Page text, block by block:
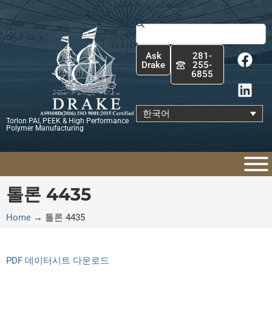
콘
텐
츠
Torlon PAI, PEEK & High Performance
Polymer Manufacturing
Search
Ask
Drake
281-
255-
6855
F
a
c
e
b
o
k
L
i
n
k
e
d
n
한국어
톨론 4435
Home → 톨론 4435
PDF 데이터시트 다운로드